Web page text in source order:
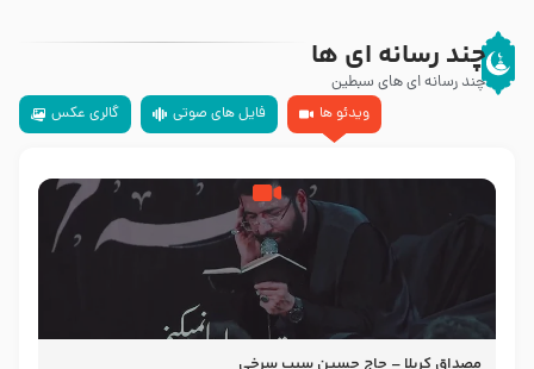
چند رسانه ای ها
چند رسانه ای های سبطین
ویدئو ها
فایل های صوتی گالری عکس
مصداق کربلا – حاج حسین سیب سرخی